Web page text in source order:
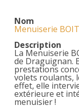
Nom
Menuiserie
Description
La Menuiserie
de Draguignan.
prestations
volets roulants,
effet, elle
extérieure et
menuisier !